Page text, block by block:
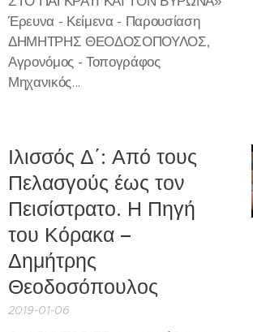
Έρευνα - Κείμενα - Παρουσίαση
ΔΗΜΗΤΡΗΣ ΘΕΟΔΟΣΟΠΟΥΛΟΣ,
Αγρονόμος - Τοπογράφος
Μηχανικός...
Ιλισσός Δ΄: Από τους
Πελασγούς έως τον
Πεισίστρατο. Η Πηγή
του Κόρακα –
Δημήτρης
Θεοδοσόπουλος
2019-01-06